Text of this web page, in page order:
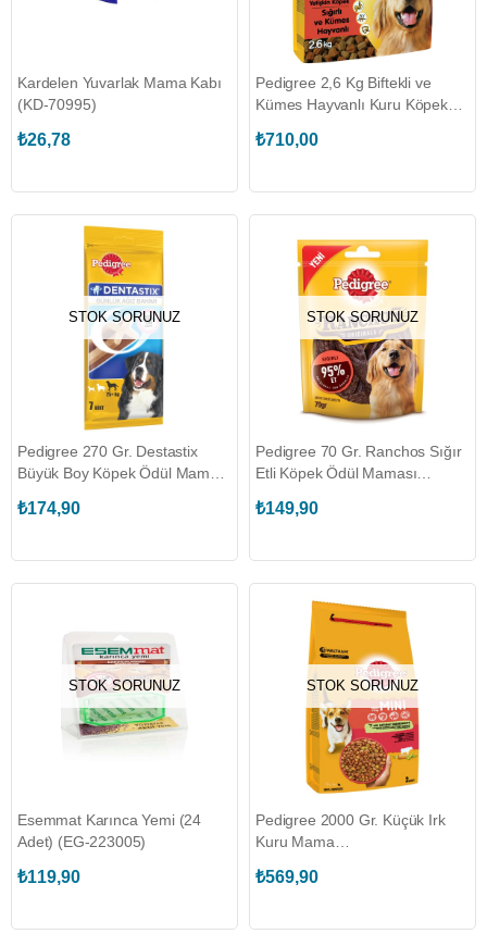
Kardelen Yuvarlak Mama Kabı
(KD-70995)
₺26,78
Pedigree 2,6 Kg Biftekli ve
Kümes Hayvanlı Kuru Köpek
₺710,00
STOK SORUNUZ
Pedigree 270 Gr. Destastix
Büyük Boy Köpek Ödül Maması
₺174,90
STOK SORUNUZ
Pedigree 70 Gr. Ranchos Sığır
Etli Köpek Ödül Maması
₺149,90
STOK SORUNUZ
Esemmat Karınca Yemi (24
Adet) (EG-223005)
₺119,90
STOK SORUNUZ
Pedigree 2000 Gr. Küçük Irk
Kuru Mama
₺569,90